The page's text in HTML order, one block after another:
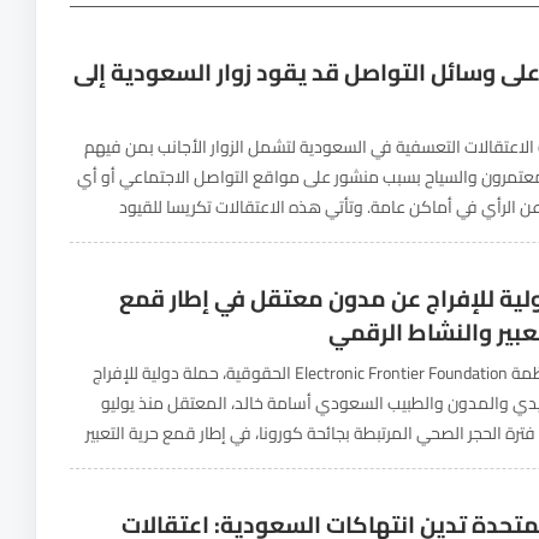
وسائل التواصل قد يقود زوار السعودية إلى
التعسفية في السعودية لتشمل الزوار الأجانب بمن فيهم
والسياح بسبب منشور على مواقع التواصل الاجتماعي أو أي
الرأي في أماكن عامة. وتأتي هذه الاعتقالات تكريسا للقيود
حرية التعبير في السعودية...
للإفراج عن مدون معتقل في إطار قمع
والنشاط الرقمي
أطلقت منظمة Electronic Frontier Foundation الحقوقية، حملة دولية للإفراج
والمدون والطبيب السعودي أسامة خالد، المعتقل منذ يوليو
فترة الحجر الصحي المرتبطة بجائحة كورونا، في إطار قمع حرية التعبير
وتأتي الحملة بعد تثبيت حكم بالسجن...
تدين انتهاكات السعودية: اعتقالات